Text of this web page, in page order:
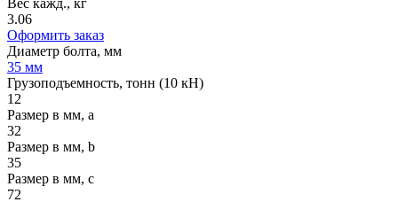
3.06
Оформить заказ
Диаметр болта, мм
35 мм
Грузоподъемность, тонн (10 кН)
12
Размер в мм, a
32
Размер в мм, b
35
Размер в мм, c
72